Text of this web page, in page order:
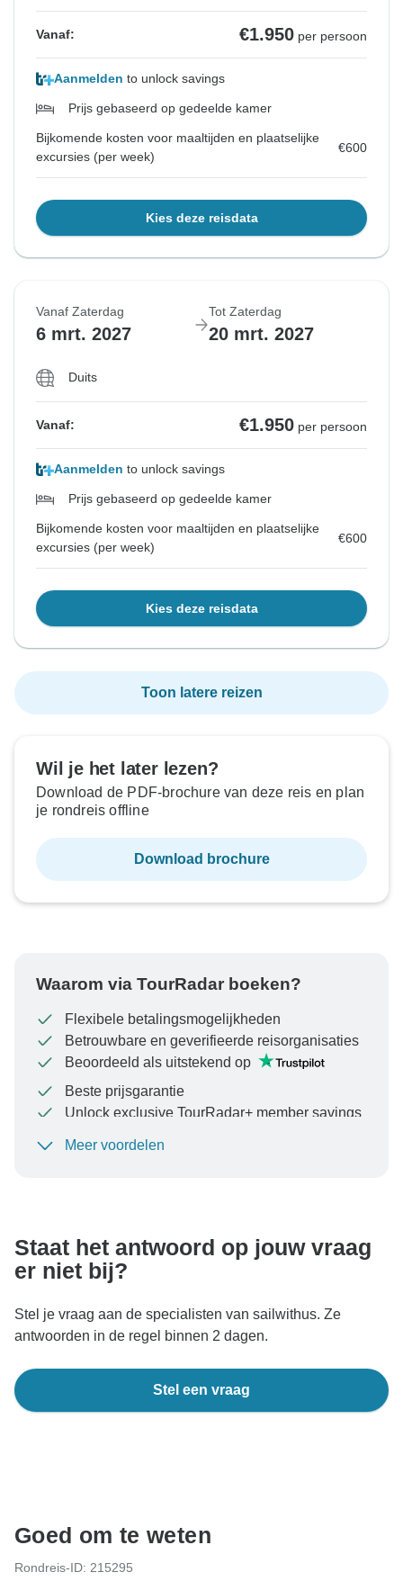
Vanaf: €1.950 per persoon
Aanmelden to unlock savings
Prijs gebaseerd op gedeelde kamer
Bijkomende kosten voor maaltijden en plaatselijke
excursies (per week)
€600
Kies deze reisdata
Vanaf Zaterdag
6 mrt. 2027
Tot Zaterdag
20 mrt. 2027
Duits
Vanaf: €1.950 per persoon
Aanmelden to unlock savings
Prijs gebaseerd op gedeelde kamer
Bijkomende kosten voor maaltijden en plaatselijke
excursies (per week)
€600
Kies deze reisdata
Toon latere reizen
Wil je het later lezen?
Download de PDF-brochure van deze reis en plan
je rondreis offline
Download brochure
Waarom via TourRadar boeken?
Flexibele betalingsmogelijkheden
Betrouwbare en geverifieerde reisorganisaties
Beoordeeld als uitstekend op
Beste prijsgarantie
Unlock exclusive TourRadar+ member savings
Om uw betaling te beschermen en ervoor te zorgen
Meer voordelen
Staat het antwoord op jouw vraag
er niet bij?
Stel je vraag aan de specialisten van sailwithus. Ze
antwoorden in de regel binnen 2 dagen.
Stel een vraag
Goed om te weten
Rondreis-ID: 215295